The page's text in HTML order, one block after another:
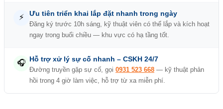
⚡ Ưu tiên triển khai lắp đặt nhanh trong ngày
Đăng ký trước 10h sáng, kỹ thuật viên có thể lắp và kích hoạt
ngay trong buổi chiều — khu vực có hạ tầng tốt.
🎧 Hỗ trợ xử lý sự cố nhanh – CSKH 24/7
Đường truyền gặp sự cố, gọi 0931 523 668 — kỹ thuật phản
hồi trong 4 giờ làm việc, hỗ trợ từ xa miễn phí.